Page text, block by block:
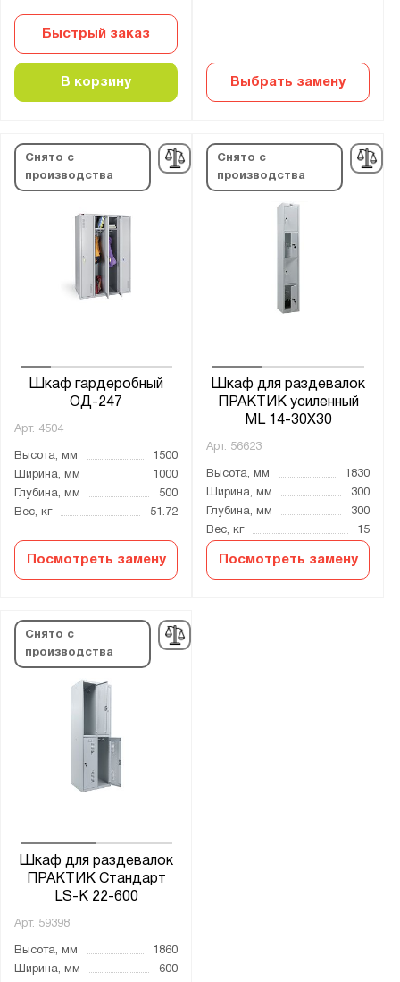
Быстрый заказ
В корзину Выбрать замену
Снято с
производства
Шкаф гардеробный
ОД-247
Арт. 4504
Высота, мм
1500
Ширина, мм
1000
Глубина, мм
500
Вес, кг
51.72
Посмотреть замену
Снято с
производства
Шкаф для раздевалок
ПРАКТИК усиленный
ML 14-30X30
Арт. 56623
Высота, мм
1830
Ширина, мм
300
Глубина, мм
300
Вес, кг
15
Посмотреть замену
Снято с
производства
Шкаф для раздевалок
ПРАКТИК Стандарт
LS-K 22-600
Арт. 59398
Высота, мм
1860
Ширина, мм
600